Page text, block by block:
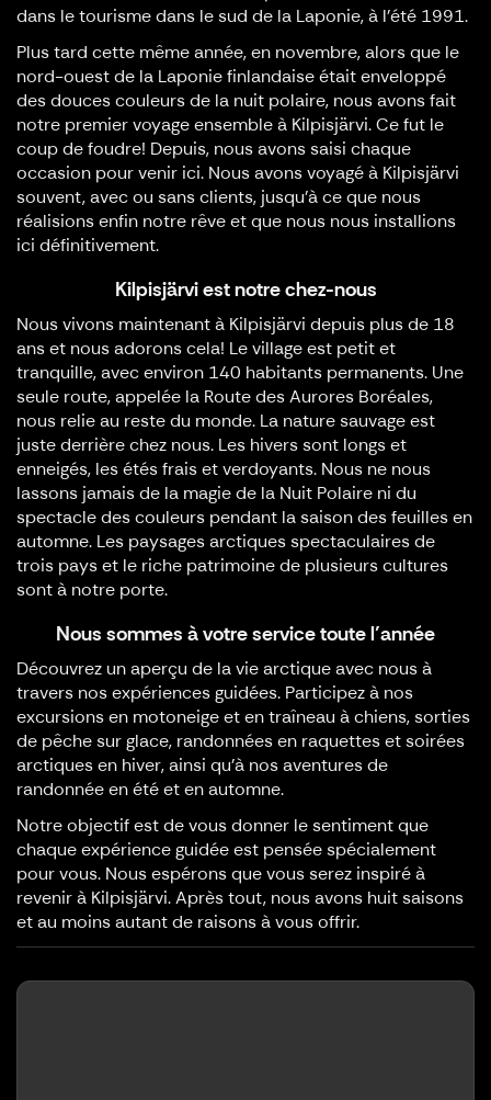
dans le tourisme dans le sud de la Laponie, à l’été 1991.
Plus tard cette même année, en novembre, alors que le
nord-ouest de la Laponie finlandaise était enveloppé
des douces couleurs de la nuit polaire, nous avons fait
notre premier voyage ensemble à Kilpisjärvi. Ce fut le
coup de foudre! Depuis, nous avons saisi chaque
occasion pour venir ici. Nous avons voyagé à Kilpisjärvi
souvent, avec ou sans clients, jusqu'à ce que nous
réalisions enfin notre rêve et que nous nous installions
ici définitivement.
Kilpisjärvi est notre chez-nous
Nous vivons maintenant à Kilpisjärvi depuis plus de 18
ans et nous adorons cela! Le village est petit et
tranquille, avec environ 140 habitants permanents. Une
seule route, appelée la Route des Aurores Boréales,
nous relie au reste du monde. La nature sauvage est
juste derrière chez nous. Les hivers sont longs et
enneigés, les étés frais et verdoyants. Nous ne nous
lassons jamais de la magie de la Nuit Polaire ni du
spectacle des couleurs pendant la saison des feuilles en
automne. Les paysages arctiques spectaculaires de
trois pays et le riche patrimoine de plusieurs cultures
sont à notre porte.
Nous sommes à votre service toute l’année
Découvrez un aperçu de la vie arctique avec nous à
travers nos expériences guidées. Participez à nos
excursions en motoneige et en traîneau à chiens, sorties
de pêche sur glace, randonnées en raquettes et soirées
arctiques en hiver, ainsi qu’à nos aventures de
randonnée en été et en automne.
Notre objectif est de vous donner le sentiment que
chaque expérience guidée est pensée spécialement
pour vous. Nous espérons que vous serez inspiré à
revenir à Kilpisjärvi. Après tout, nous avons huit saisons
et au moins autant de raisons à vous offrir.